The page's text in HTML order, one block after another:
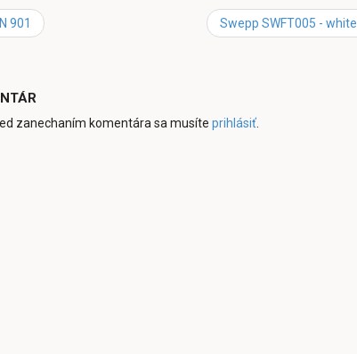
901 Swepp SWFT005 - white
zanechaním komentára sa musíte prihlásiť